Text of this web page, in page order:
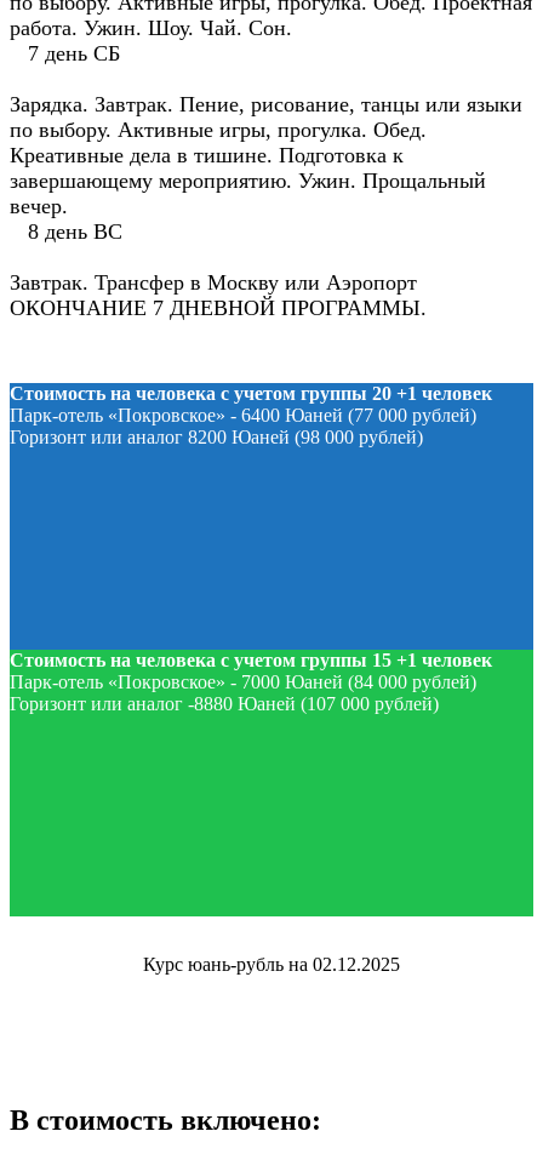
работа. Ужин. Шоу. Чай. Сон.
7 день СБ
Зарядка. Завтрак. Пение, рисование, танцы или языки
по выбору. Активные игры, прогулка. Обед.
Креативные дела в тишине. Подготовка к
завершающему мероприятию. Ужин. Прощальный
вечер.
8 день ВС
Завтрак. Трансфер в Москву или Аэропорт
ОКОНЧАНИЕ 7 ДНЕВНОЙ ПРОГРАММЫ.
Стоимость на человека с учетом группы 20 +1 человек
Парк-отель «Покровское» - 6400 Юаней (77 000 рублей)
Горизонт или аналог 8200 Юаней (98 000 рублей)
Стоимость на человека с учетом группы 15 +1 человек
Парк-отель «Покровское» - 7000 Юаней (84 000 рублей)
Горизонт или аналог -8880 Юаней (107 000 рублей)
Курс юань-рубль на 02.12.2025
В стоимость включено: